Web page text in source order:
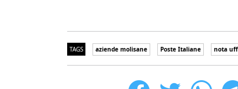
TAGS aziende molisane Poste Italiane nota